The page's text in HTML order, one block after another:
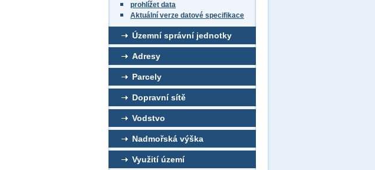
prohlížet data
Aktuální verze datové specifikace
Územní správní jednotky
Adresy
Parcely
Dopravní sítě
Vodstvo
Nadmořská výška
Využití území